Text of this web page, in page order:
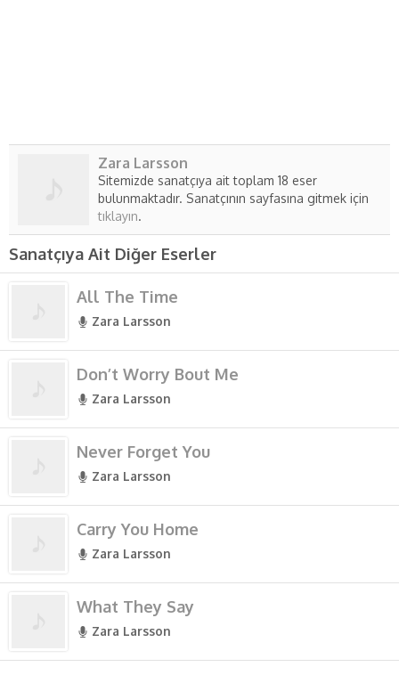
Zara Larsson
Sitemizde sanatçıya ait toplam 18 eser
bulunmaktadır. Sanatçının sayfasına gitmek için
tıklayın.
Sanatçıya Ait Diğer Eserler
All The Time
Zara Larsson
Don’t Worry Bout Me
Zara Larsson
Never Forget You
Zara Larsson
Carry You Home
Zara Larsson
What They Say
Zara Larsson